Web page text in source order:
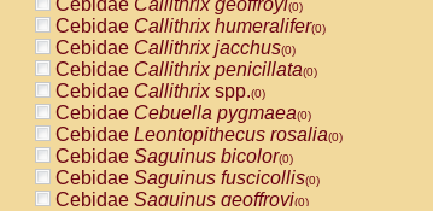
Cebidae Callithrix geoffroyi(0)
Cebidae Callithrix humeralifer(0)
Cebidae Callithrix jacchus(0)
Cebidae Callithrix penicillata(0)
Cebidae Callithrixspp.(0)
Cebidae Cebuella pygmaea(0)
Cebidae Leontopithecus rosalia(0)
Cebidae Saguinus bicolor(0)
Cebidae Saguinus fuscicollis(0)
Cebidae Saguinus geoffroyi(0)